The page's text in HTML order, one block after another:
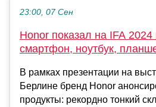
23:00, 07 Сен
Honor показал на IFA
смартфон, ноутбук,
В рамках презентации на
Берлине бренд Honor
продукты: рекордно тонкий